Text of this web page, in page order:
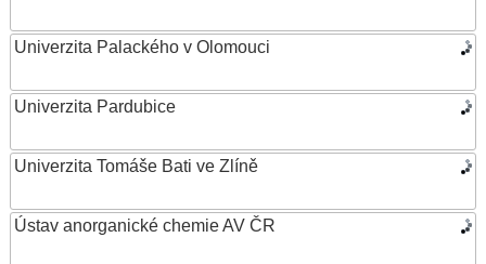
Univerzita Palackého v Olomouci
Univerzita Pardubice
Univerzita Tomáše Bati ve Zlíně
Ústav anorganické chemie AV ČR